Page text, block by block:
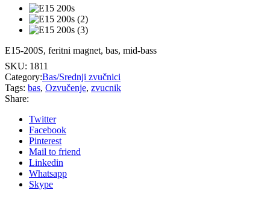
E15-200S, feritni magnet, bas, mid-bass
SKU: 1811
Category:Bas/Srednji zvučnici
Tags: bas, Ozvučenje, zvucnik
Share:
Twitter
Facebook
Pinterest
Mail to friend
Linkedin
Whatsapp
Skype